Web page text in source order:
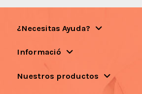
¿Necesitas Ayuda?
Informació
Nuestros productos